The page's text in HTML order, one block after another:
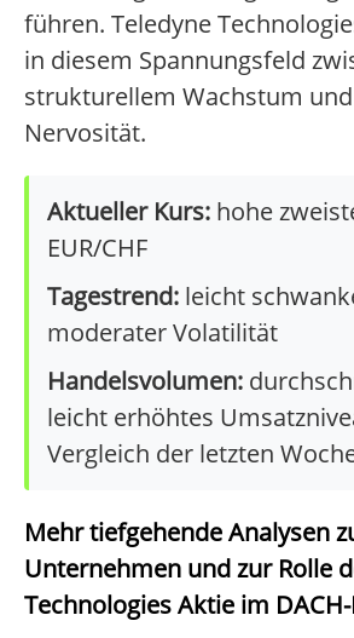
führen. Teledyne
in diesem Spannungsfeld
strukturellem Wachstum
Nervosität.
Aktueller Kurs: hohe
EUR/CHF
Tagestrend: leicht
moderater Volatilität
Handelsvolumen:
leicht erhöhtes
Vergleich der letzten
Mehr tiefgehende Analysen
Unternehmen und zur Rolle
Technologies Aktie im